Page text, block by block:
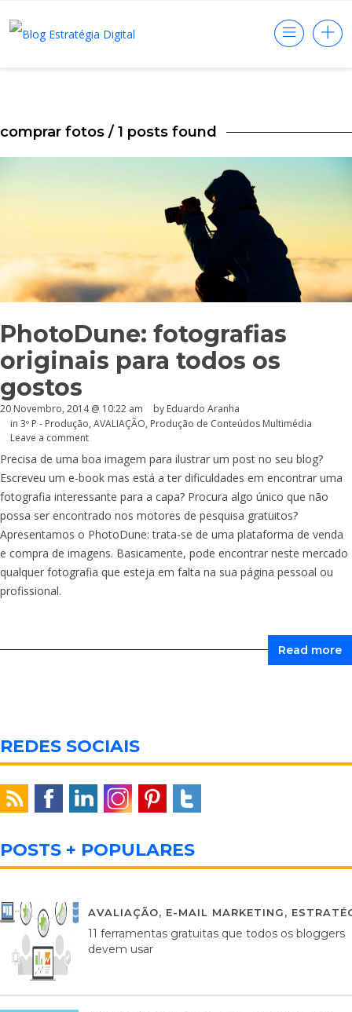
comprar fotos / 1 posts found
PhotoDune: fotografias
originais para todos os
gostos
20 Novembro, 2014 @ 10:22 am by Eduardo Aranha
in 3º P - Produção, AVALIAÇÃO, Produção de Conteúdos Multimédia
Leave a comment
Precisa de uma boa imagem para ilustrar um post no seu blog?
Escreveu um e-book mas está a ter dificuldades em encontrar uma
fotografia interessante para a capa? Procura algo único que não
possa ser encontrado nos motores de pesquisa gratuitos?
Apresentamos o PhotoDune: trata-se de uma plataforma de venda
e compra de imagens. Basicamente, pode encontrar neste mercado
qualquer fotografia que esteja em falta na sua página pessoal ou
profissional.
Read more
REDES SOCIAIS
POSTS + POPULARES
AVALIAÇÃO, E-MAIL MARKETING,
11 ferramentas gratuitas que todos os bloggers
devem usar